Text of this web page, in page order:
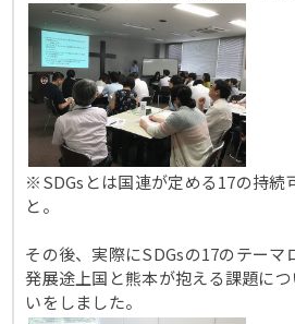
※SDGsとは国連が定める17の持続
と。
その後、実際にSDGsの17のテーマ
発展途上国と熊本が抱える課題に
いをしました。